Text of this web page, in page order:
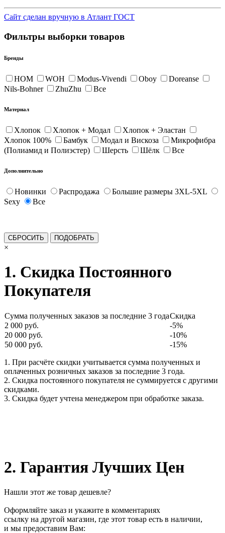
Сайт сделан вручную в Атлант ГОСТ
Фильтры выборки товаров
Бренды
HOM WOH Modus-Vivendi Oboy
Doreanse
Nils-Bohner
ZhuZhu Все
Материал
Хлопок Хлопок + Модал
Хлопок + Эластан
Хлопок 100%
Бамбук Модал и Вискоза
Микрофибра
(Полиамид и Полиэстер)
Шерсть Шёлк Все
Дополнительно
Новинки Распродажа
Большие размеры 3XL-5XL
Sexy
Все
×
1. Скидка Постоянного
Покупателя
Сумма полученных заказов за последние 3 годаСкидка
2 000 руб.
-5%
20 000 руб.
-10%
50 000 руб.
-15%
1. При расчёте скидки учитывается сумма полученных и
оплаченных розничных заказов за последние 3 года.
2. Скидка постоянного покупателя не суммируется с другими
скидками.
3. Скидка будет учтена менеджером при обработке заказа.
2. Гарантия Лучших Цен
Нашли этот же товар дешевле?
Оформляйте заказ и укажите в комментариях
ссылку на другой магазин, где этот товар есть в наличии,
и мы предоставим Вам: